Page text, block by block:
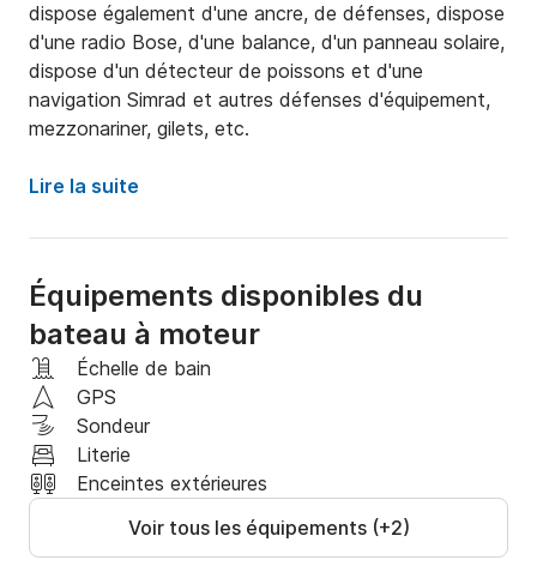
dispose également d'une ancre, de défenses, dispose
d'une radio Bose, d'une balance, d'un panneau solaire,
dispose d'un détecteur de poissons et d'une
navigation Simrad et autres défenses d'équipement,
mezzonariner, gilets, etc.
Lire la suite
Équipements disponibles du
bateau à moteur
Échelle de bain
GPS
Sondeur
Literie
Enceintes extérieures
Voir tous les équipements (+2)